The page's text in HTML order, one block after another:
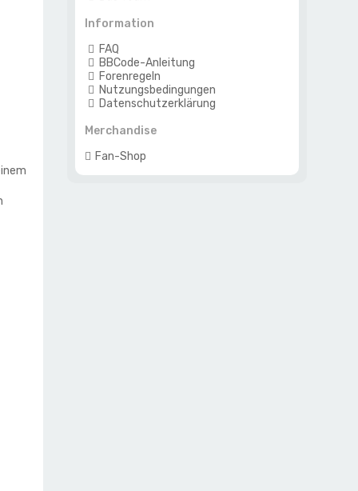
Information
FAQ
BBCode-Anleitung
Forenregeln
Nutzungsbedingungen
Datenschutzerklärung
Merchandise
Fan-Shop